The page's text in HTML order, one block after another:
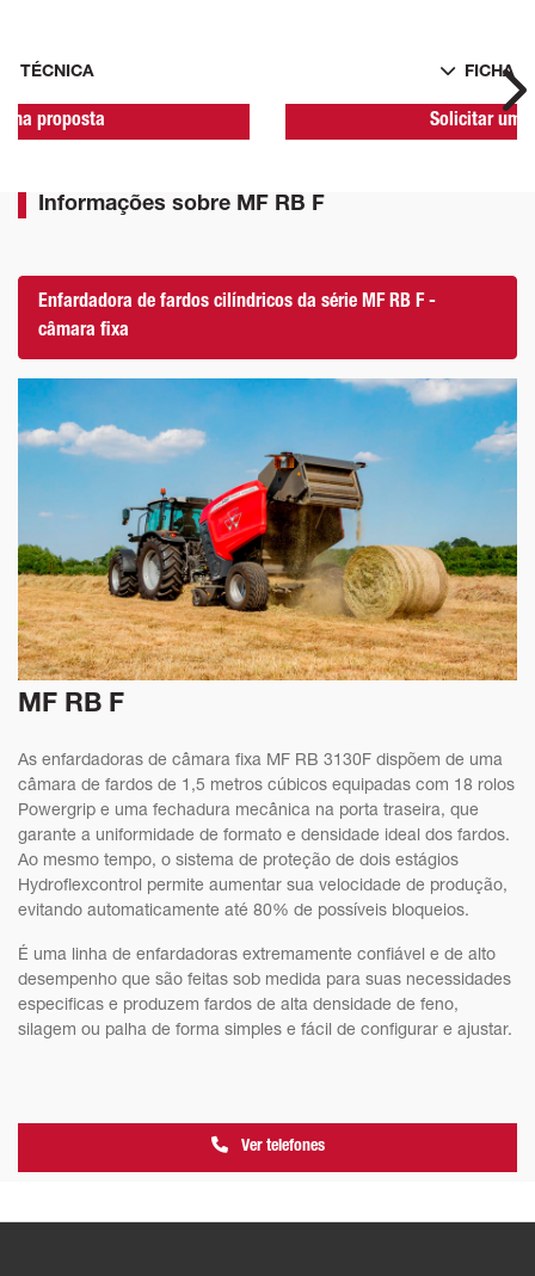
TÉCNICA
proposta
FICHA
Solicitar
Informações sobre MF RB F
Enfardadora de fardos cilíndricos da série MF RB F -
câmara fixa
MF RB F
As enfardadoras de câmara fixa MF RB 3130F dispõem de uma
câmara de fardos de 1,5 metros cúbicos equipadas com 18 rolos
Powergrip e uma fechadura mecânica na porta traseira, que
garante a uniformidade de formato e densidade ideal dos fardos.
Ao mesmo tempo, o sistema de proteção de dois estágios
Hydroflexcontrol permite aumentar sua velocidade de produção,
evitando automaticamente até 80% de possíveis bloqueios.
É uma linha de enfardadoras extremamente confiável e de alto
desempenho que são feitas sob medida para suas necessidades
especificas e produzem fardos de alta densidade de feno,
silagem ou palha de forma simples e fácil de configurar e ajustar.
Ver telefones